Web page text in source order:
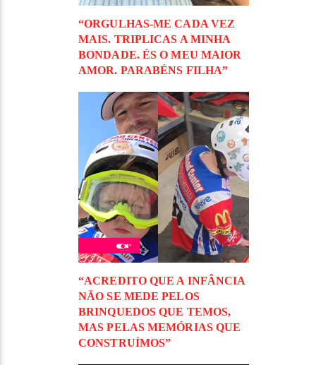
“ORGULHAS-ME CADA VEZ
MAIS. TRIPLICAS A MINHA
BONDADE. ÉS O MEU MAIOR
AMOR. PARABÉNS FILHA”
“ACREDITO QUE A INFÂNCIA
NÃO SE MEDE PELOS
BRINQUEDOS QUE TEMOS,
MAS PELAS MEMÓRIAS QUE
CONSTRUÍMOS”